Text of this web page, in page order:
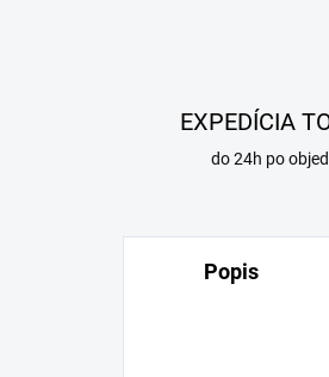
EXPEDÍCIA
do 24h po
Popis